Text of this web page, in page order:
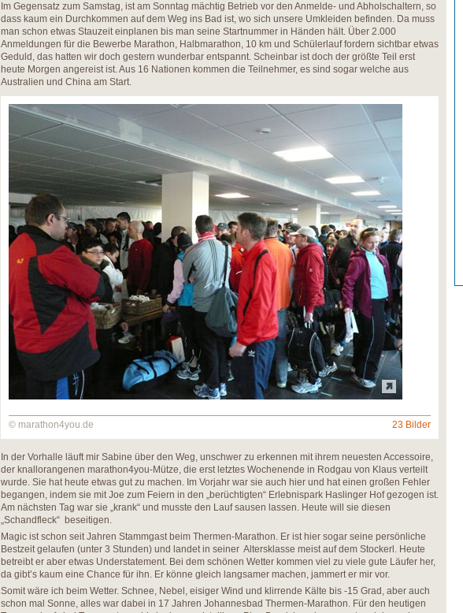
Im Gegensatz zum Samstag, ist am Sonntag mächtig Betrieb vor den Anmelde- und Abholschaltern, so
dass kaum ein Durchkommen auf dem Weg ins Bad ist, wo sich unsere Umkleiden befinden. Da muss
man schon etwas Stauzeit einplanen bis man seine Startnummer in Händen hält. Über 2.000
Anmeldungen für die Bewerbe Marathon, Halbmarathon, 10 km und Schülerlauf fordern sichtbar etwas
Geduld, das hatten wir doch gestern wunderbar entspannt. Scheinbar ist doch der größte Teil erst
heute Morgen angereist ist. Aus 16 Nationen kommen die Teilnehmer, es sind sogar welche aus
Australien und China am Start.
© marathon4you.de 23 Bilder
In der Vorhalle läuft mir Sabine über den Weg, unschwer zu erkennen mit ihrem neuesten Accessoire,
der knallorangenen marathon4you-Mütze, die erst letztes Wochenende in Rodgau von Klaus verteilt
wurde. Sie hat heute etwas gut zu machen. Im Vorjahr war sie auch hier und hat einen großen Fehler
begangen, indem sie mit Joe zum Feiern in den „berüchtigten“ Erlebnispark Haslinger Hof gezogen ist.
Am nächsten Tag war sie „krank“ und musste den Lauf sausen lassen. Heute will sie diesen
„Schandfleck“ beseitigen.
Magic ist schon seit Jahren Stammgast beim Thermen-Marathon. Er ist hier sogar seine persönliche
Bestzeit gelaufen (unter 3 Stunden) und landet in seiner Altersklasse meist auf dem Stockerl. Heute
betreibt er aber etwas Understatement. Bei dem schönen Wetter kommen viel zu viele gute Läufer her,
da gibt’s kaum eine Chance für ihn. Er könne gleich langsamer machen, jammert er mir vor.
Somit wäre ich beim Wetter. Schnee, Nebel, eisiger Wind und klirrende Kälte bis -15 Grad, aber auch
schon mal Sonne, alles war dabei in 17 Jahren Johannesbad Thermen-Marathon. Für den heutigen